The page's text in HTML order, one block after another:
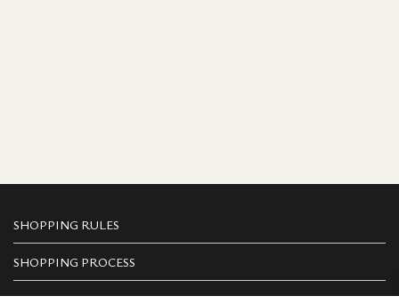
SHOPPING RULES
SHOPPING PROCESS
PAYMENT